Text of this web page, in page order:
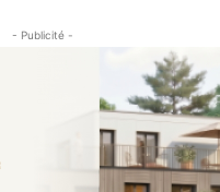
- Publicité -